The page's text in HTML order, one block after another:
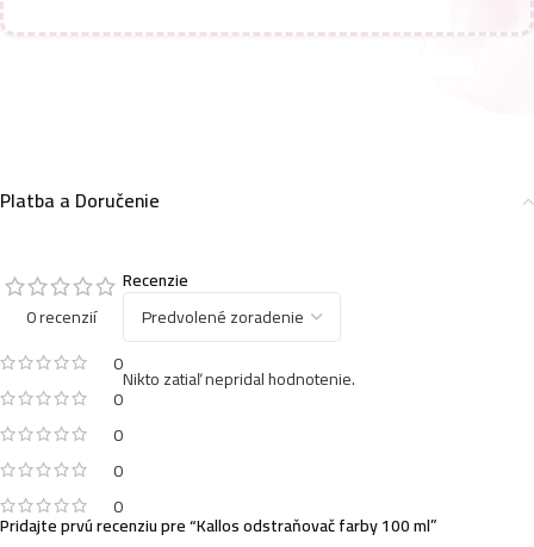
Platba a Doručenie
0 recenzií
0
0
0
0
0
Recenzie
Nikto zatiaľ nepridal hodnotenie.
Pridajte prvú recenziu pre “Kallos odstraňovač farby 100 ml”